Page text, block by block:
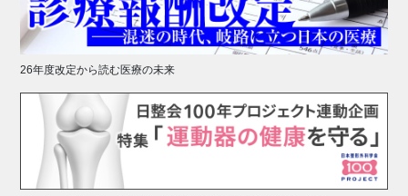
26年度改定から読む医療の未来